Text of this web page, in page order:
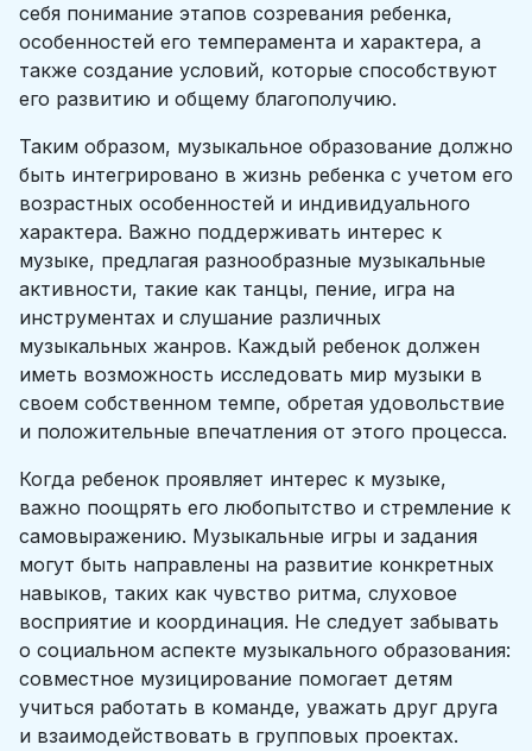
себя понимание этапов созревания ребенка,
особенностей его темперамента и характера, а
также создание условий, которые способствуют
его развитию и общему благополучию.
Таким образом, музыкальное образование должно
быть интегрировано в жизнь ребенка с учетом его
возрастных особенностей и индивидуального
характера. Важно поддерживать интерес к
музыке, предлагая разнообразные музыкальные
активности, такие как танцы, пение, игра на
инструментах и слушание различных
музыкальных жанров. Каждый ребенок должен
иметь возможность исследовать мир музыки в
своем собственном темпе, обретая удовольствие
и положительные впечатления от этого процесса.
Когда ребенок проявляет интерес к музыке,
важно поощрять его любопытство и стремление к
самовыражению. Музыкальные игры и задания
могут быть направлены на развитие конкретных
навыков, таких как чувство ритма, слуховое
восприятие и координация. Не следует забывать
о социальном аспекте музыкального образования:
совместное музицирование помогает детям
учиться работать в команде, уважать друг друга
и взаимодействовать в групповых проектах.